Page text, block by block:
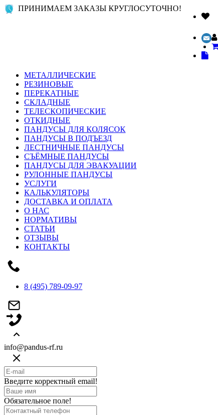
ПРИНИМАЕМ ЗАКАЗЫ КРУГЛОСУТОЧНО!
МЕТАЛЛИЧЕСКИЕ
РЕЗИНОВЫЕ
ПЕРЕКАТНЫЕ
СКЛАДНЫЕ
ТЕЛЕСКОПИЧЕСКИЕ
ОТКИДНЫЕ
ПАНДУСЫ ДЛЯ КОЛЯСОК
ПАНДУСЫ В ПОДЪЕЗД
ЛЕСТНИЧНЫЕ ПАНДУСЫ
СЪЁМНЫЕ ПАНДУСЫ
ПАНДУСЫ ДЛЯ ЭВАКУАЦИИ
РУЛОННЫЕ ПАНДУСЫ
УСЛУГИ
КАЛЬКУЛЯТОРЫ
ДОСТАВКА И ОПЛАТА
О НАС
НОРМАТИВЫ
СТАТЬИ
ОТЗЫВЫ
КОНТАКТЫ
8 (495) 789-09-97
info@pandus-rf.ru
Введите корректный email!
Обязательное поле!